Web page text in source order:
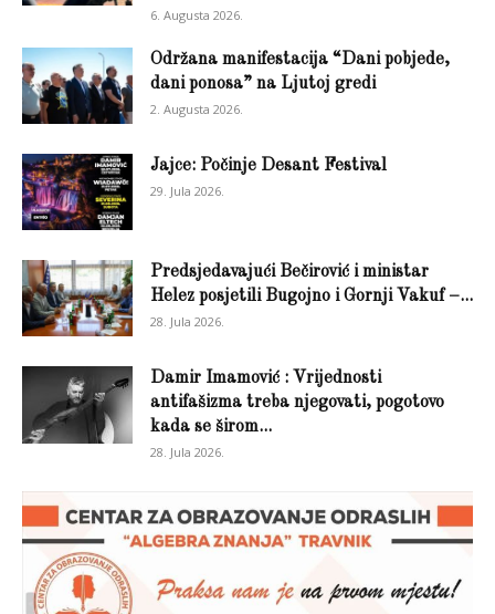
6. Augusta 2026.
Održana manifestacija “Dani pobjede,
dani ponosa” na Ljutoj gredi
2. Augusta 2026.
Jajce: Počinje Desant Festival
29. Jula 2026.
Predsjedavajući Bečirović i ministar
Helez posjetili Bugojno i Gornji Vakuf –...
28. Jula 2026.
Damir Imamović : Vrijednosti
antifašizma treba njegovati, pogotovo
kada se širom...
28. Jula 2026.